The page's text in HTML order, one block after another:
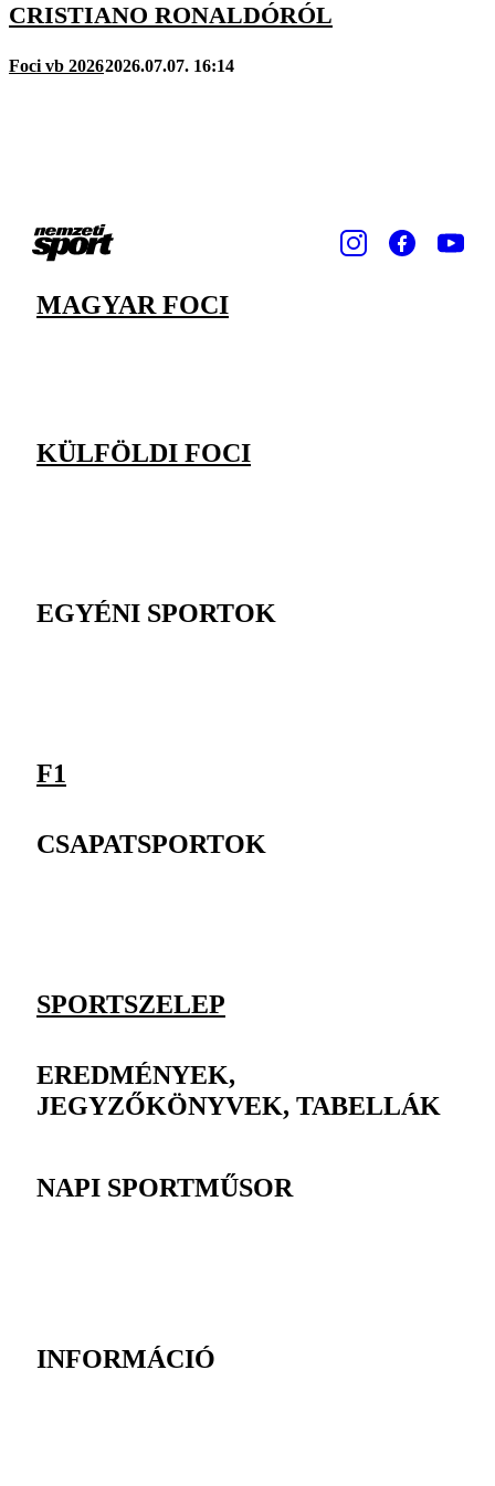
CRISTIANO RONALDÓRÓL
Foci vb 20262026.07.07. 16:14
MAGYAR FOCI
KÜLFÖLDI FOCI
EGYÉNI SPORTOK
F1
CSAPATSPORTOK
SPORTSZELEP
EREDMÉNYEK,
JEGYZŐKÖNYVEK, TABELLÁK
NAPI SPORTMŰSOR
INFORMÁCIÓ